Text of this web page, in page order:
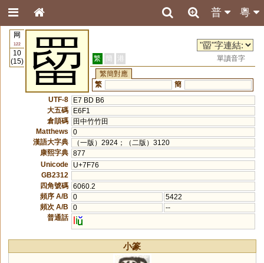
粵
普
网
122
10
(15)
罶 繁 簡 港
單讀音字
繁簡對應
繁
簡
UTF-8
E7 BD B6
大五碼
E6F1
倉頡碼
田中竹竹田
Matthews
0
漢語大字典
（一版）2924；（二版）3120
康熙字典 877
Unicode
U+7F76
GB2312
四角號碼 6060.2
頻序 A/B
0
5422
頻次 A/B
0
--
普通話
li
小篆